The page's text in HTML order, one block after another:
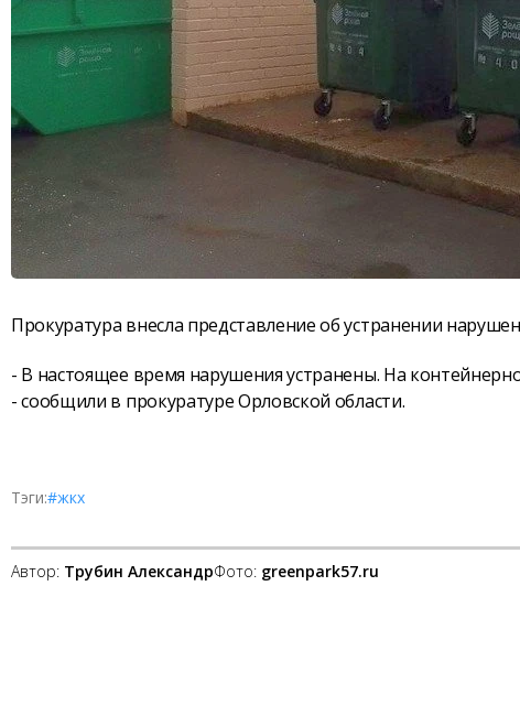
Прокуратура внесла представление об устранении
- В настоящее время нарушения устранены. На
- сообщили в прокуратуре Орловской области.
Тэги:#жкх
Автор: Трубин АлександрФото: greenpark57.ru